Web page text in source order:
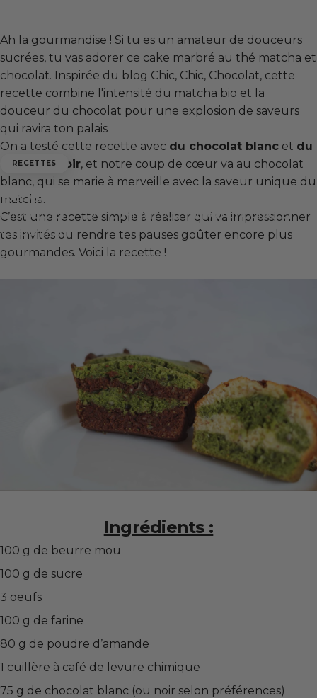
RECETTES
Recette : Cake Marbré au Thé Matcha et
Chocolat - Une Alliance Savoureuse à
Croquer
5 juillet 2022 par Nicolas Bonhomme
Ah la gourmandise ! Si tu es un amateur de douceurs
sucrées, tu vas adorer ce cake marbré au thé matcha et
chocolat. Inspirée du blog Chic, Chic, Chocolat, cette
recette combine l'intensité du matcha bio et la
douceur du chocolat pour une explosion de saveurs
qui ravira ton palais
On a testé cette recette avec du chocolat blanc et du
chocolat noir, et notre coup de cœur va au chocolat
blanc, qui se marie à merveille avec la saveur unique du
matcha.
C’est une recette simple à réaliser qui va impressionner
tes invités ou rendre tes pauses goûter encore plus
gourmandes. Voici la recette !
Ingrédients :
100 g de beurre mou
100 g de sucre
3 oeufs
100 g de farine
80 g de poudre d’amande
1 cuillère à café de levure chimique
75 g de chocolat blanc (ou noir selon préférences)